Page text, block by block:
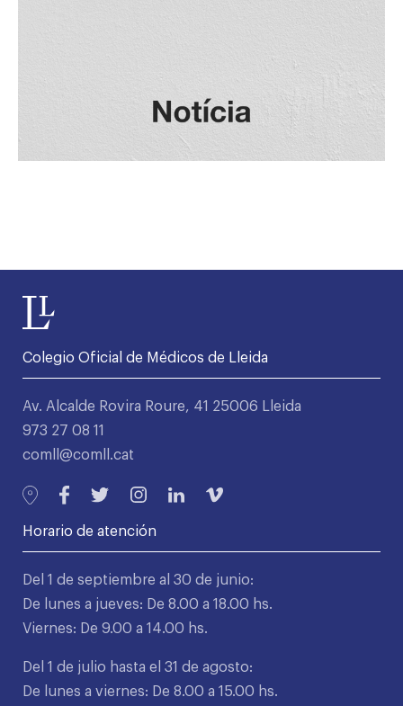
Colegio Oficial de Médicos de Lleida
Av. Alcalde Rovira Roure, 41 25006 Lleida
973 27 08 11
comll@comll.cat
Horario de atención
Del 1 de septiembre al 30 de junio:
De lunes a jueves: De 8.00 a 18.00 hs.
Viernes: De 9.00 a 14.00 hs.
Del 1 de julio hasta el 31 de agosto:
De lunes a viernes: De 8.00 a 15.00 hs.